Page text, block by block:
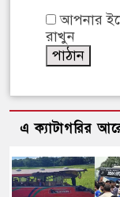
আপনার
রাখুন
এ ক্যাটাগরির